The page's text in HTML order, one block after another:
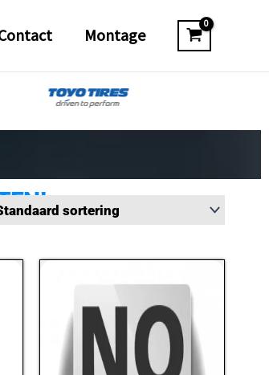
Montage